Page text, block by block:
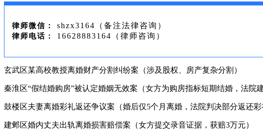
律师微信： shzx3164（备注法律咨询）
律师电话： 16628883164（律师咨询）
玄武区某高校教授离婚财产分割纠纷案（涉及股权、房产复杂分割）
秦淮区“假结婚购房”被认定婚姻无效案（女方为购房指标短期结婚，法院
鼓楼区夫妻离婚彩礼返还争议案（婚后仅5个月离婚，法院判决部分返还彩
建邺区婚内丈夫出轨离婚损害赔偿案（女方提交录音证据，获赔3万元）